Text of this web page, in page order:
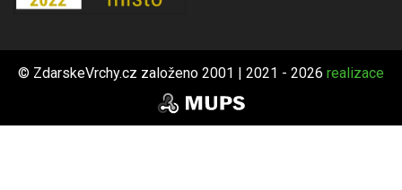
© ZdarskeVrchy.cz založeno 2001 | 2021 - 2026 realizace